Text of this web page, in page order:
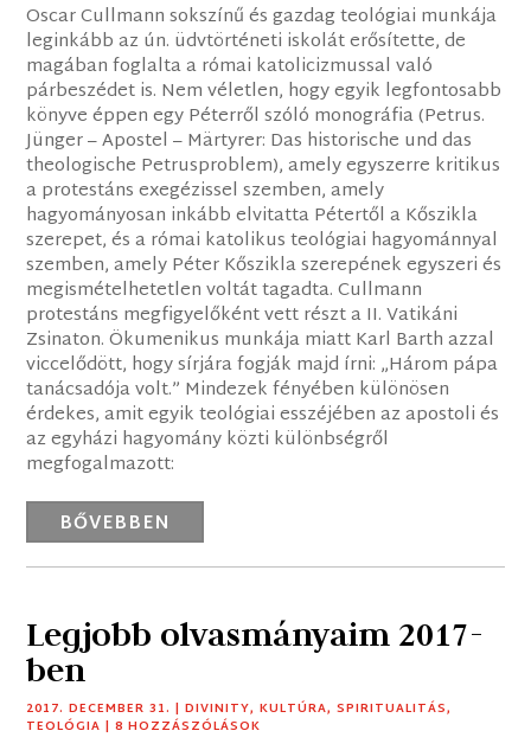
Oscar Cullmann sokszínű és gazdag teológiai munkája
leginkább az ún. üdvtörténeti iskolát erősítette, de
magában foglalta a római katolicizmussal való
párbeszédet is. Nem véletlen, hogy egyik legfontosabb
könyve éppen egy Péterről szóló monográfia (Petrus.
Jünger – Apostel – Märtyrer: Das historische und das
theologische Petrusproblem), amely egyszerre kritikus
a protestáns exegézissel szemben, amely
hagyományosan inkább elvitatta Pétertől a Kőszikla
szerepet, és a római katolikus teológiai hagyománnyal
szemben, amely Péter Kőszikla szerepének egyszeri és
megismételhetetlen voltát tagadta. Cullmann
protestáns megfigyelőként vett részt a II. Vatikáni
Zsinaton. Ökumenikus munkája miatt Karl Barth azzal
viccelődött, hogy sírjára fogják majd írni: „Három pápa
tanácsadója volt.” Mindezek fényében különösen
érdekes, amit egyik teológiai esszéjében az apostoli és
az egyházi hagyomány közti különbségről
megfogalmazott:
BŐVEBBEN
Legjobb olvasmányaim 2017-
ben
2017. DECEMBER 31. |DIVINITY,KULTÚRA,SPIRITUALITÁS,
TEOLÓGIA | 8 HOZZÁSZÓLÁSOK